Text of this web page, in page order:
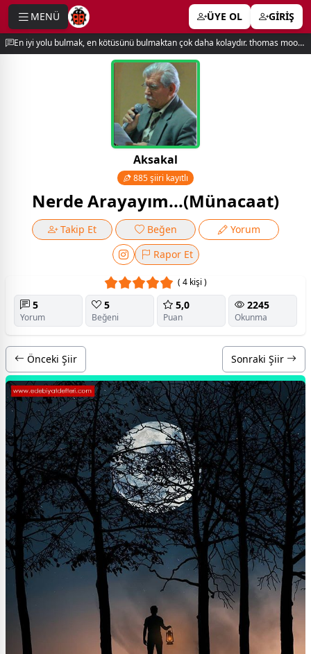
MENÜ ÜYE OL GİRİŞ
En iyi yolu bulmak, en kötüsünü bulmaktan çok daha kolaydır. thomas moore
Aksakal
885 şiiri kayıtlı
Nerde Arayayım...(Münacaat)
Takip Et Beğen
Yorum
Rapor Et
( 4 kişi )
5
Yorum
5
Beğeni
5,0
Puan
2245
Okunma
Önceki Şiir Sonraki Şiir
menu